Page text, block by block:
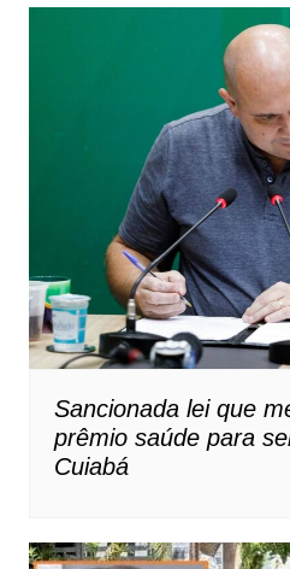
Sancionada lei que
prêmio saúde para
Cuiabá